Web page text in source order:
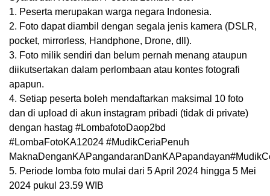
1. Peserta merupakan warga negara Indonesia.
2. Foto dapat diambil dengan segala jenis kamera (DSLR,
pocket, mirrorless, Handphone, Drone, dll).
3. Foto milik sendiri dan belum pernah menang ataupun
diikutsertakan dalam perlombaan atau kontes fotografi
apapun.
4. Setiap peserta boleh mendaftarkan maksimal 10 foto
dan di upload di akun instagram pribadi (tidak di private)
dengan hastag #LombafotoDaop2bd
#LombaFotoKA12024 #MudikCeriaPenuh
5. Periode lomba foto mulai dari 5 April 2024 hingga 5 Mei
2024 pukul 23.59 WIB